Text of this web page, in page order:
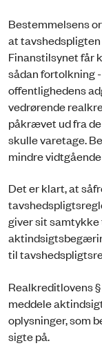
Bestemmelsens
at
Finanstilsynet får
sådan fortolkning
offentlighedens
vedrørende
påkrævet ud fra
skulle varetage.
mindre
Det er klart, at
giver sit samtykke
til
Realkreditlovens
meddele
oplysninger, som
sigte på.